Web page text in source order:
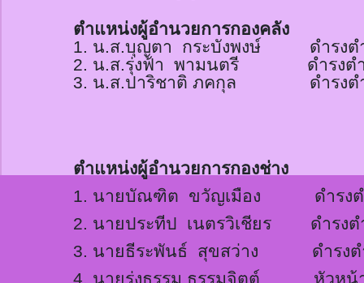
ตำแหน่งผู้อำนวยการกองคลัง
1. น.ส.บุญตา กระบังพงษ์ ดำรงตำ
2. น.ส.รุ่งฟ้า พามนตรี ดำรงตำแ
3. น.ส.ปาริชาติ ภคกุล ดำรงตำ
ตำแหน่งผู้อำนวยการกองช่าง
1. นายบัณฑิต ขวัญเมือง ดำรงตำ
2. นายประทีป เนตรวิเชียร ดำรงต
3. นายธีระพันธ์
สุขสว่าง ดำรงตำ
4. นายรุ่งธรรม ธรรมจิตต์ หัวหน้า